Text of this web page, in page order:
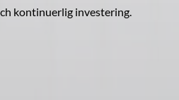
kontinuerlig investering.